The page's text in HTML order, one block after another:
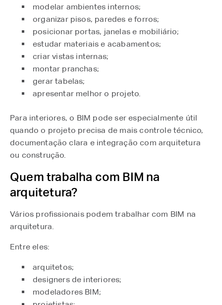
modelar ambientes internos;
organizar pisos, paredes e forros;
posicionar portas, janelas e mobiliário;
estudar materiais e acabamentos;
criar vistas internas;
montar pranchas;
gerar tabelas;
apresentar melhor o projeto.
Para interiores, o BIM pode ser especialmente útil
quando o projeto precisa de mais controle técnico,
documentação clara e integração com arquitetura
ou construção.
Quem trabalha com BIM na
arquitetura?
Vários profissionais podem trabalhar com BIM na
arquitetura.
Entre eles:
arquitetos;
designers de interiores;
modeladores BIM;